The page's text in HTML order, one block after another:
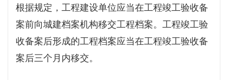
根据规定，工程建设单位应当在工程竣工验收备
案前向城建档案机构移交工程档案。工程竣工验
收备案后形成的工程档案应当在工程竣工验收备
案后三个月内移交。